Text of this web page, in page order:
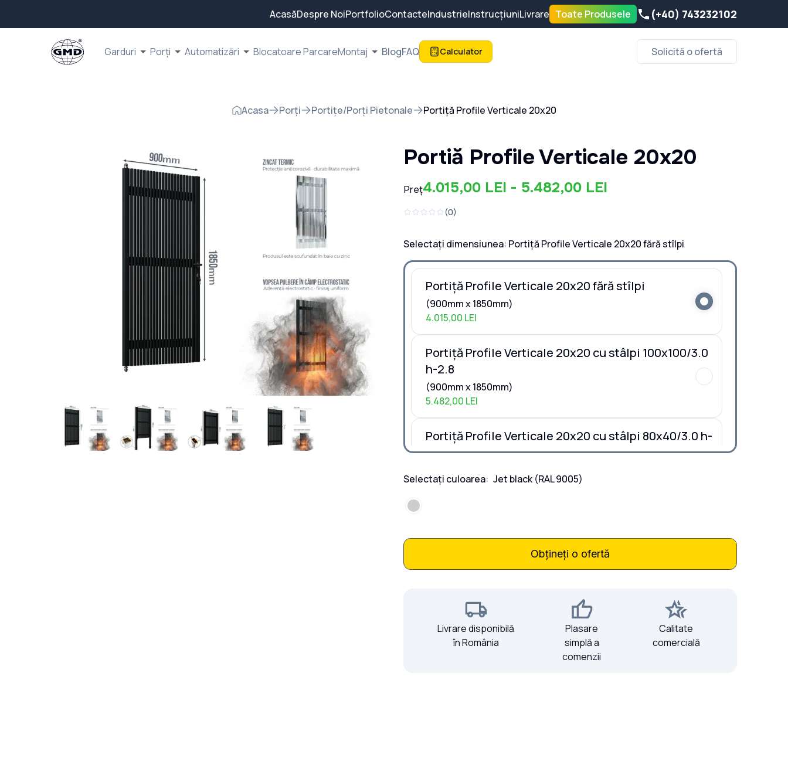
AcasăDespre NoiPortfolioContacteIndustrieInstrucțiuniLivrare Toate Produsele (+40) 743232102
Garduri Porți Automatizări Blocatoare ParcareMontaj BlogFAQ Calculator Solicită o ofertă
Acasa Porți Portițe/Porți Pietonale Portiță Profile Verticale 20x20
Portiță Profile Verticale 20x20
Preț4.015,00 LEI - 5.482,00 LEI
(0)
Selectați dimensiunea: Portiță Profile Verticale 20x20 fără stîlpi
Portiță Profile Verticale 20x20 fără stîlpi
(900mm x 1850mm)
4.015,00 LEI
Portiță Profile Verticale 20x20 cu stâlpi 100x100/3.0
h-2.8
(900mm x 1850mm)
5.482,00 LEI
Portiță Profile Verticale 20x20 cu stâlpi 80x40/3.0 h-
2.0
4.667,00 LEI
Portiță Profile Verticale 20x20 la COMANDĂ
Selectați culoarea: Jet black(RAL 9005)
Obțineți o ofertă
Livrare disponibilă
în România
Plasare
simplă a
comenzii
Calitate
comercială